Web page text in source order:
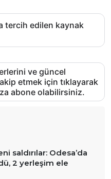
tercih edilen kaynak
ve güncel
etmek için tıklayarak
abone olabilirsiniz.
saldırılar: Odesa’da
2 yerleşim ele